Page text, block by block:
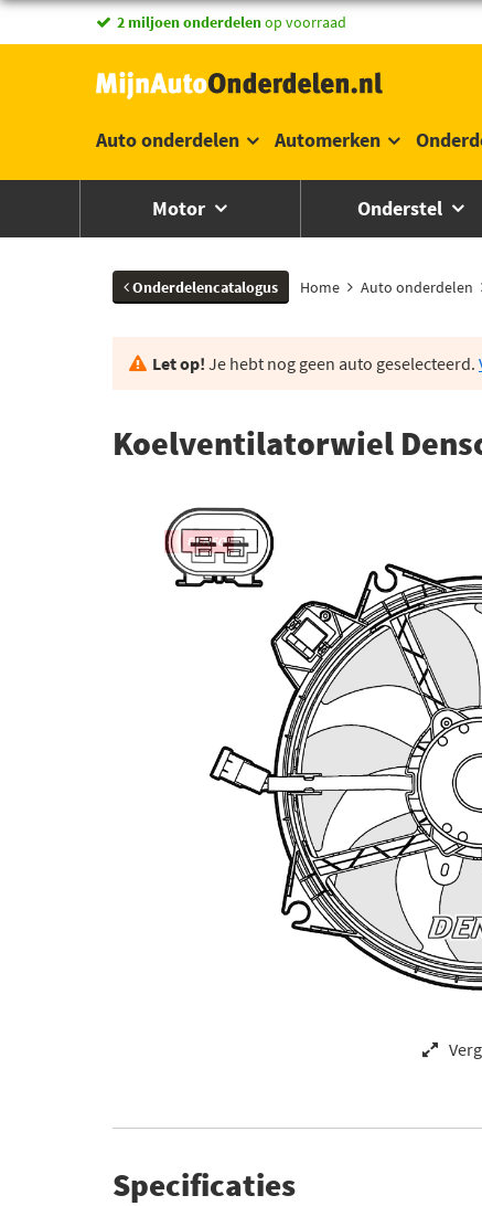
vandaag besteld,morgen in huis *
2 miljoen onderdelenop voorraad
Auto onderdelen Automerken
Motor Onderstel
Onderdelencatalogus Home Auto onderdelen
Let op! Je hebt nog geen auto geselecteerd.
Koelventilatorwiel
Specificaties